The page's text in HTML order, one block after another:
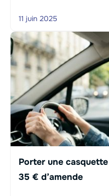
11 juin 2025
Porter une
35 € d’amende